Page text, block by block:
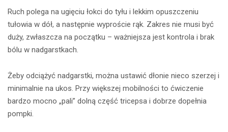
Ruch polega na ugięciu łokci do tyłu i lekkim opuszczeniu
tułowia w dół, a następnie wyproście rąk. Zakres nie musi być
duży, zwłaszcza na początku – ważniejsza jest kontrola i brak
bólu w nadgarstkach.
Żeby odciążyć nadgarstki, można ustawić dłonie nieco szerzej i
minimalnie na ukos. Przy większej mobilności to ćwiczenie
bardzo mocno „pali” dolną część tricepsa i dobrze dopełnia
pompki.